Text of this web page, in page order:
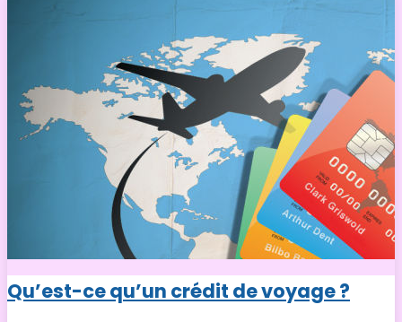
Qu’est-ce qu’un crédit de voyage ?